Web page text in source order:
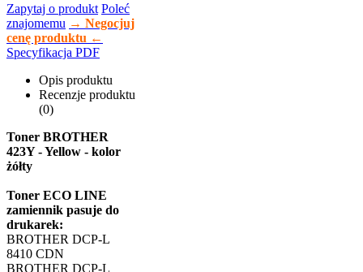
Zapytaj o produkt Poleć
znajomemu → Negocjuj
cenę produktu ←
Specyfikacja PDF
Opis produktu
Recenzje produktu
(0)
Toner BROTHER
423Y - Yellow - kolor
żółty
Toner ECO LINE
zamiennik pasuje do
drukarek:
BROTHER DCP-L
8410 CDN
BROTHER DCP-L